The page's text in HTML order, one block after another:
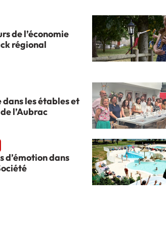
de l’économie
régional
dans les étables et
l’Aubrac
d’émotion dans